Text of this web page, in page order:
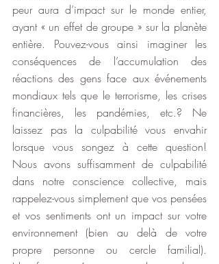
peur aura d’impact sur le monde entier,
ayant « un effet de groupe » sur la planète
entière. Pouvez-vous ainsi imaginer les
conséquences de l’accumulation des
réactions des gens face aux événements
mondiaux tels que le terrorisme, les crises
financières, les pandémies, etc.? Ne
laissez pas la culpabilité vous envahir
lorsque vous songez à cette question!
Nous avons suffisamment de culpabilité
dans notre conscience collective, mais
rappelez-vous simplement que vos pensées
et vos sentiments ont un impact sur votre
environnement (bien au delà de votre
propre personne ou cercle familial).